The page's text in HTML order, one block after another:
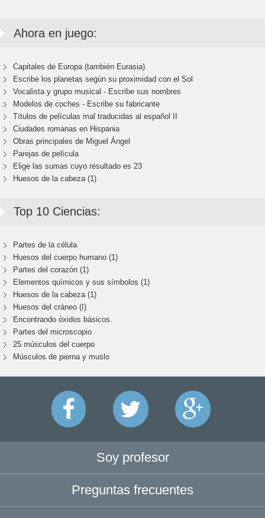
Ahora en juego:
Capitales de Europa (también Eurasia)
Escribe los planetas según su proximidad con el Sol
Vocalista y grupo musical - Escribe sus nombres
Modelos de coches - Escribe su fabricante
Títulos de películas mal traducidas al español II
Ciudades romanas en Hispania
Obras principales de Miguel Ángel
Parejas de película
Elige las sumas cuyo resultado es 23
Huesos de la cabeza (1)
Top 10 Ciencias:
Partes de la célula
Huesos del cuerpo humano (1)
Partes del corazón (1)
Elementos químicos y sus símbolos (1)
Huesos de la cabeza (1)
Huesos del cráneo (I)
Encontrando óxidos básicos.
Partes del microscopio
25 músculos del cuerpo
Músculos de pierna y muslo
Soy profesor
Preguntas frecuentes